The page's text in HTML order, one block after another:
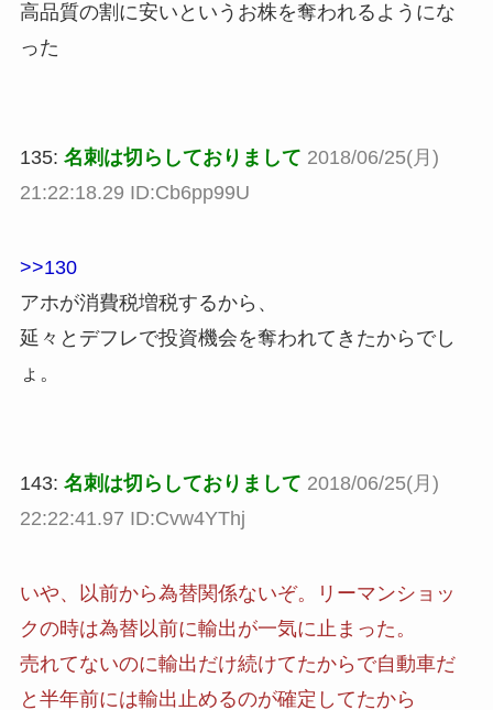
高品質の割に安いというお株を奪われるようにな
った
135: 名刺は切らしておりまして 2018/06/25(月)
21:22:18.29 ID:Cb6pp99U
>>130
アホが消費税増税するから、
延々とデフレで投資機会を奪われてきたからでし
ょ。
143: 名刺は切らしておりまして 2018/06/25(月)
22:22:41.97 ID:Cvw4YThj
いや、以前から為替関係ないぞ。リーマンショッ
クの時は為替以前に輸出が一気に止まった。
売れてないのに輸出だけ続けてたからで自動車だ
と半年前には輸出止めるのが確定してたから